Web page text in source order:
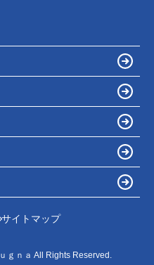
サイトマップ
ｇｎａ All Rights Reserved.